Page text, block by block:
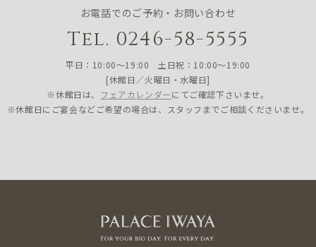
お電話でのご予約・お問い合わせ
Tel. 0246-58-5555
平日：10:00〜19:00 土日祝：10:00〜19:00
[休館日／火曜日・水曜日]
※休館日は、 フェアカレンダーにてご確認下さいませ。
※休館日にご宴会などご希望の場合は、スタッフまでご相談くださいませ。